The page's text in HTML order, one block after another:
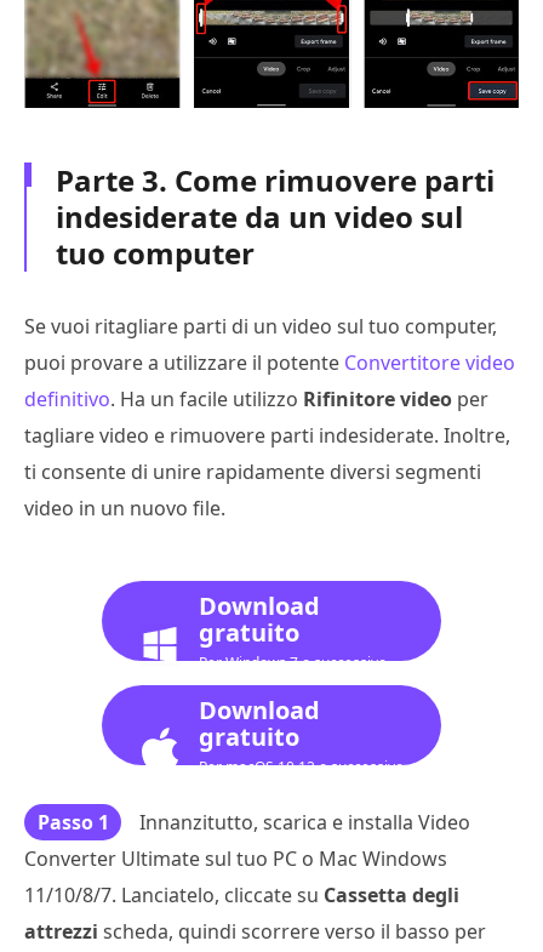
Parte 3. Come rimuovere parti
indesiderate da un video sul
tuo computer
Se vuoi ritagliare parti di un video sul tuo computer,
puoi provare a utilizzare il potente Convertitore video
definitivo. Ha un facile utilizzo Rifinitore video per
tagliare video e rimuovere parti indesiderate. Inoltre,
ti consente di unire rapidamente diversi segmenti
video in un nuovo file.
Download
gratuito
Per Windows 7 o successivo
Download
gratuito
Per macOS 10.12 o successivo
Passo 1
Innanzitutto, scarica e installa Video
Converter Ultimate sul tuo PC o Mac Windows
11/10/8/7. Lanciatelo, cliccate su Cassetta degli
attrezzi scheda, quindi scorrere verso il basso per